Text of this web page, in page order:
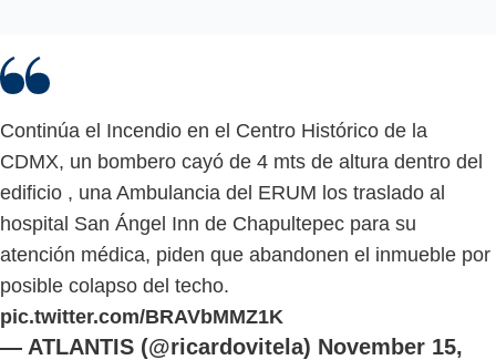
Continúa el Incendio en el Centro Histórico de la
CDMX, un bombero cayó de 4 mts de altura dentro del
edificio , una Ambulancia del ERUM los traslado al
hospital San Ángel Inn de Chapultepec para su
atención médica, piden que abandonen el inmueble por
posible colapso del techo.
pic.twitter.com/BRAVbMMZ1K
— ATLANTIS (@ricardovitela) November 15,